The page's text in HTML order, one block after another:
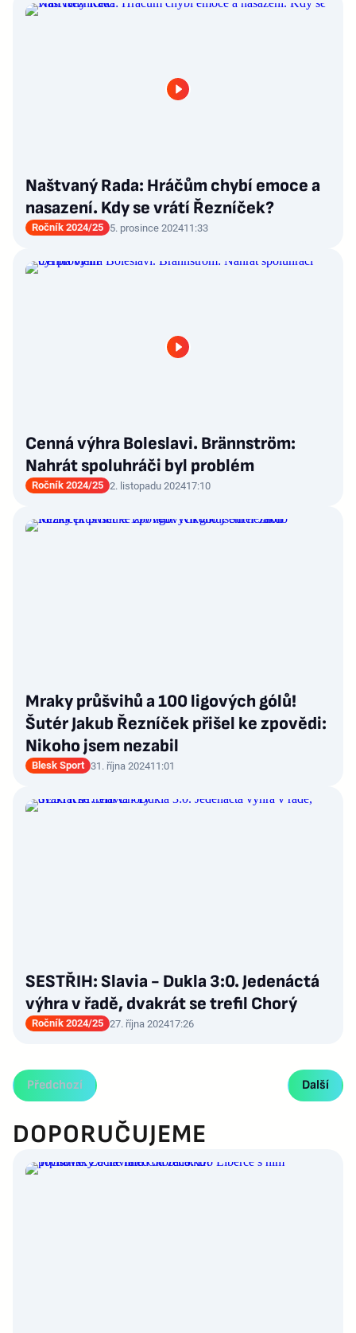
Naštvaný Rada: Hráčům chybí emoce a
nasazení. Kdy se vrátí Řezníček?
Ročník 2024/25 5. prosince 202411:33
Cenná výhra Boleslavi. Brännström:
Nahrát spoluhráči byl problém
Ročník 2024/25 2. listopadu 202417:10
Mraky průšvihů a 100 ligových gólů!
Šutér Jakub Řezníček přišel ke zpovědi:
Nikoho jsem nezabil
Blesk Sport 31. října 202411:01
SESTŘIH: Slavia - Dukla 3:0. Jedenáctá
výhra v řadě, dvakrát se trefil Chorý
Ročník 2024/25 27. října 202417:26
Předchozí Další
DOPORUČUJEME